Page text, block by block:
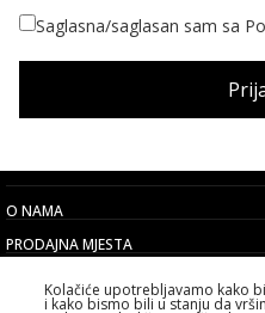
Saglasna/saglasan sam sa
O NAMA
PRODAJNA MJESTA
Kolačiće upotrebljavamo kako
i kako bismo bili u stanju da